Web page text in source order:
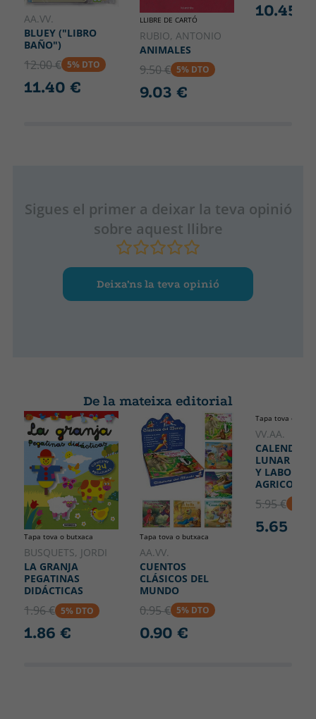
AA.VV.
BLUEY ("LIBRO
BAÑO")
12.00 € 5% DTO
11.40 €
LLIBRE DE CARTÓ
RUBIO, ANTONIO
ANIMALES
9.50 € 5% DTO
9.03 €
10.45 €
Sigues el primer a deixar la teva opinió
sobre aquest llibre
Deixa’ns la teva opinió
De la mateixa editorial
Tapa tova o butxaca
BUSQUETS, JORDI
LA GRANJA
PEGATINAS
DIDÁCTICAS
1.96 € 5% DTO
1.86 €
Tapa tova o butxaca
AA.VV.
CUENTOS
CLÁSICOS DEL
MUNDO
0.95 € 5% DTO
0.90 €
Tapa tova o
VV.AA.
LUNAR
Y LABORES
AGRICOLAS
5.95 €
5.65 €